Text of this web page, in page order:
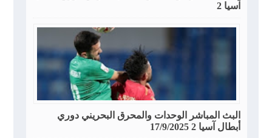
آسيا 2
البث المباشر الوحدات والمحرق البحريني دوري
أبطال آسيا 2 17/9/2025